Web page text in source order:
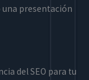
presentación
del SEO para tu